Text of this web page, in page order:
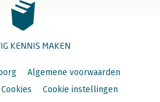
KENNIS MAKEN
Algemene voorwaarden
Cookies
Cookie instellingen